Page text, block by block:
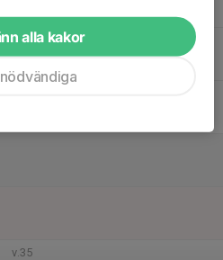
Invitational 21-23
v.35
alla kakor